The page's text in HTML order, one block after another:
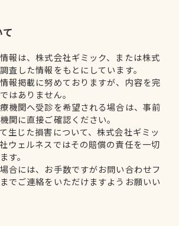
報は、株式会社ギミック、または株式
査した情報をもとにしています。
報掲載に努めておりますが、内容を完
はありません。
機関へ受診を希望される場合は、事前
関に直接ご確認ください。
生じた損害について、株式会社ギミッ
ウェルネスではその賠償の責任を一切
す。
合には、お手数ですがお問い合わせフ
でご連絡をいただけますようお願いい